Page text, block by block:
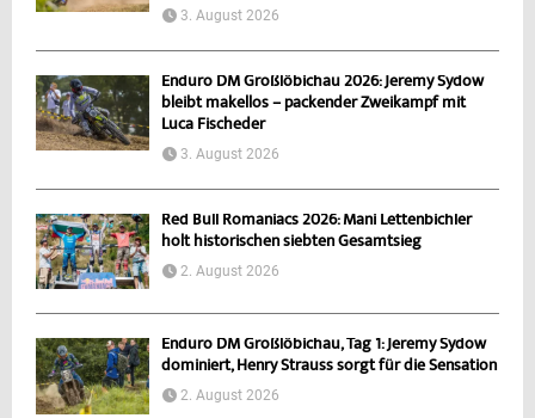
3. August 2026
Enduro DM Großlöbichau 2026: Jeremy Sydow
bleibt makellos – packender Zweikampf mit
Luca Fischeder
3. August 2026
Red Bull Romaniacs 2026: Mani Lettenbichler
holt historischen siebten Gesamtsieg
2. August 2026
Enduro DM Großlöbichau, Tag 1: Jeremy Sydow
dominiert, Henry Strauss sorgt für die Sensation
2. August 2026